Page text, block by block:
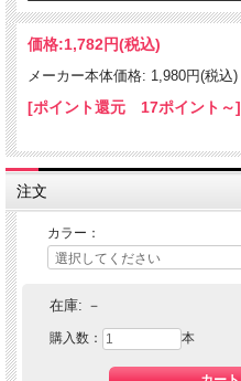
価格:1,782円(税込)
メーカー本体価格: 1,980円(税込)
[ポイント還元 17ポイント～]
注文
カラー：
在庫: －
購入数： 本